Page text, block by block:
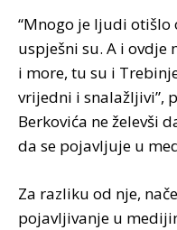
“Mnogo je ljudi otišlo
uspješni su. A i ovdje
i more, tu su i
vrijedni i snalažljivi”,
Berkovića ne želevši
da se pojavljuje u
Za razliku od nje,
pojavljivanje u